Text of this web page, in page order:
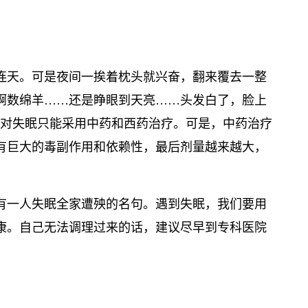
。可是夜间一挨着枕头就兴奋，翻来覆去一整
数绵羊……还是睁眼到天亮……头发白了，脸上
眠只能采用中药和西药治疗。可是，中药治疗
大的毒副作用和依赖性，最后剂量越来越大，
人失眠全家遭殃的名句。遇到失眠，我们要用
自己无法调理过来的话，建议尽早到专科医院